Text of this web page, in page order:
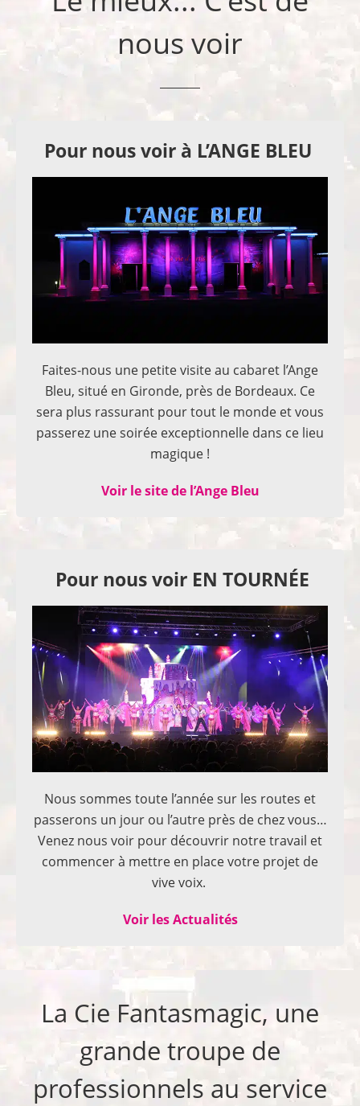
nous voir
Pour nous voir à L’ANGE BLEU
Faites-nous une petite visite au cabaret l’Ange
Bleu, situé en Gironde, près de Bordeaux. Ce
sera plus rassurant pour tout le monde et vous
passerez une soirée exceptionnelle dans ce lieu
magique !
Voir le site de l’Ange Bleu
Pour nous voir EN TOURNÉE
Nous sommes toute l’année sur les routes et
passerons un jour ou l’autre près de chez vous…
Venez nous voir pour découvrir notre travail et
commencer à mettre en place votre projet de
vive voix.
Voir les Actualités
La Cie Fantasmagic, une
grande troupe de
professionnels au service